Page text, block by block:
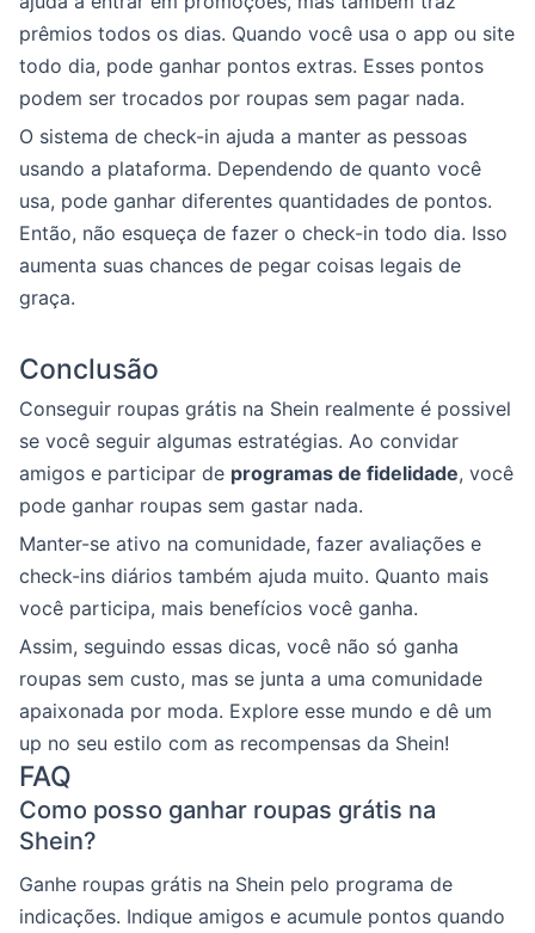
prêmios todos os dias. Quando você usa o app ou site
todo dia, pode ganhar pontos extras. Esses pontos
podem ser trocados por roupas sem pagar nada.
O sistema de check-in ajuda a manter as pessoas
usando a plataforma. Dependendo de quanto você
usa, pode ganhar diferentes quantidades de pontos.
Então, não esqueça de fazer o check-in todo dia. Isso
aumenta suas chances de pegar coisas legais de
graça.
Conclusão
Conseguir roupas grátis na Shein realmente é possivel
se você seguir algumas estratégias. Ao convidar
amigos e participar de programas de fidelidade, você
pode ganhar roupas sem gastar nada.
Manter-se ativo na comunidade, fazer avaliações e
check-ins diários também ajuda muito. Quanto mais
você participa, mais benefícios você ganha.
Assim, seguindo essas dicas, você não só ganha
roupas sem custo, mas se junta a uma comunidade
apaixonada por moda. Explore esse mundo e dê um
up no seu estilo com as recompensas da Shein!
FAQ
Como posso ganhar roupas grátis na
Shein?
Ganhe roupas grátis na Shein pelo programa de
indicações. Indique amigos e acumule pontos quando